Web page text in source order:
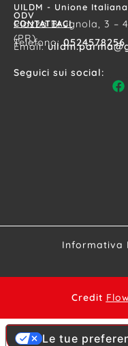
UILDM - Unione
ODV
CONTATTACI
Piazza Brugnola, 3 –
(PR)
Telefono:0524578256
Email:
Seguici sui social:
Informativa
Credit
Le tue